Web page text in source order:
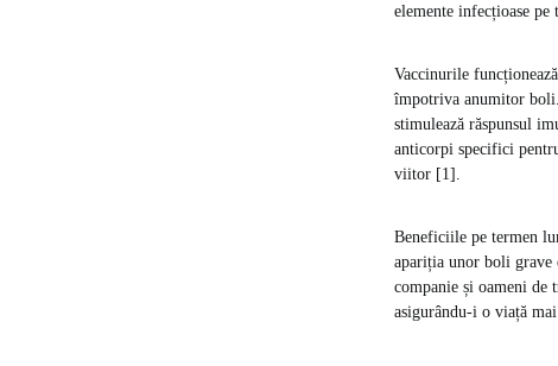
elemente infecțioase
Vaccinurile
împotriva anumitor boli.
stimulează răspunsul
anticorpi specifici
viitor [1].
Beneficiile pe termen
apariția unor boli grave
companie și oameni de
asigurându-i o viață